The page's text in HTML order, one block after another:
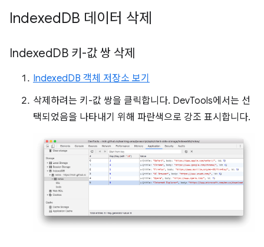
IndexedDB 데이터 삭제
IndexedDB 키-값 쌍 삭제
IndexedDB 객체 저장소 보기
삭제하려는 키-값 쌍을 클릭합니다. DevTools에서는 선
택되었음을 나타내기 위해 파란색으로 강조 표시합니다.